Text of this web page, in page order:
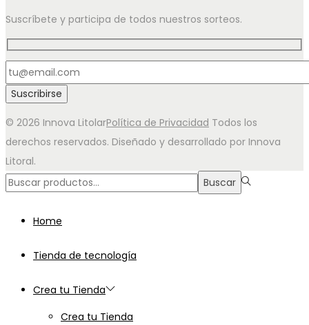
Suscríbete y participa de todos nuestros sorteos.
© 2026 Innova LitolarPolítica de Privacidad Todos los
derechos reservados. Diseñado y desarrollado por Innova
Litoral.
Búsqueda
Buscar
Home
Tienda de tecnología
Crea tu Tienda
Crea tu Tienda